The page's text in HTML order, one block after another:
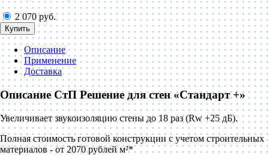
2 070 руб.
Купить
Описание
Применение
Доставка
Описание СтП Решение для стен «Стандарт +»
Увеличивает звукоизоляцию стены до 18 раз (Rw +25 дБ).
Полная стоимость готовой конструкции с учетом строительных
материалов - от 2070 рублей м²*